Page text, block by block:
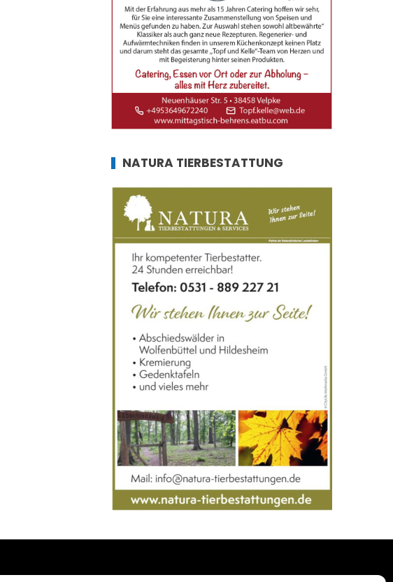
NATURA TIERBESTATTUNG